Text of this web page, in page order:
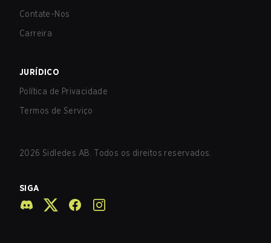
Contate-Nos
Carreira
JURÍDICO
Política de Privacidade
Termos de Serviço
2026 Sidledes AB. Todos os direitos reservados.
SIGA